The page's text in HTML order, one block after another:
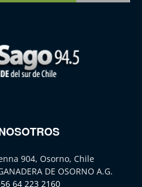
904, Osorno, Chile
DE OSORNO A.G.
64 223 2160